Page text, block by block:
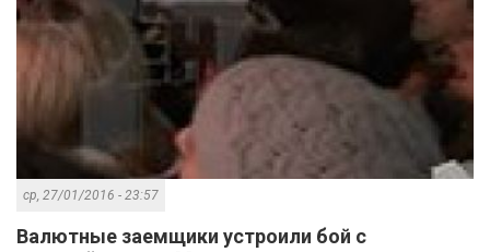
ср, 27/01/2016 - 23:57
Валютные заемщики устроили бой с